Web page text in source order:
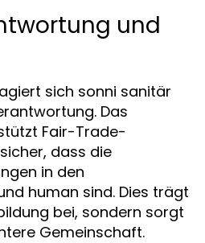
und
sich sonni sanitär
Das
Fair-Trade-
dass die
in den
human sind. Dies trägt
bei, sondern sorgt
Gemeinschaft.